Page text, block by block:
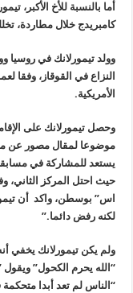
كامبريدج خلال مطاردة،
النزاع في القوقاز، وفقا
الأمريكية.
وحصل تيمورلانك على
موضوعا لمقال مصور عن
حيث احتل المركز الثاني،
اس” بوسطن، واكد أن
لكنه رفض دائما.”
ولم يكن تيمورلانك يخفي
“الله يحرم الكحول”
“الناس لم تعد أبدا